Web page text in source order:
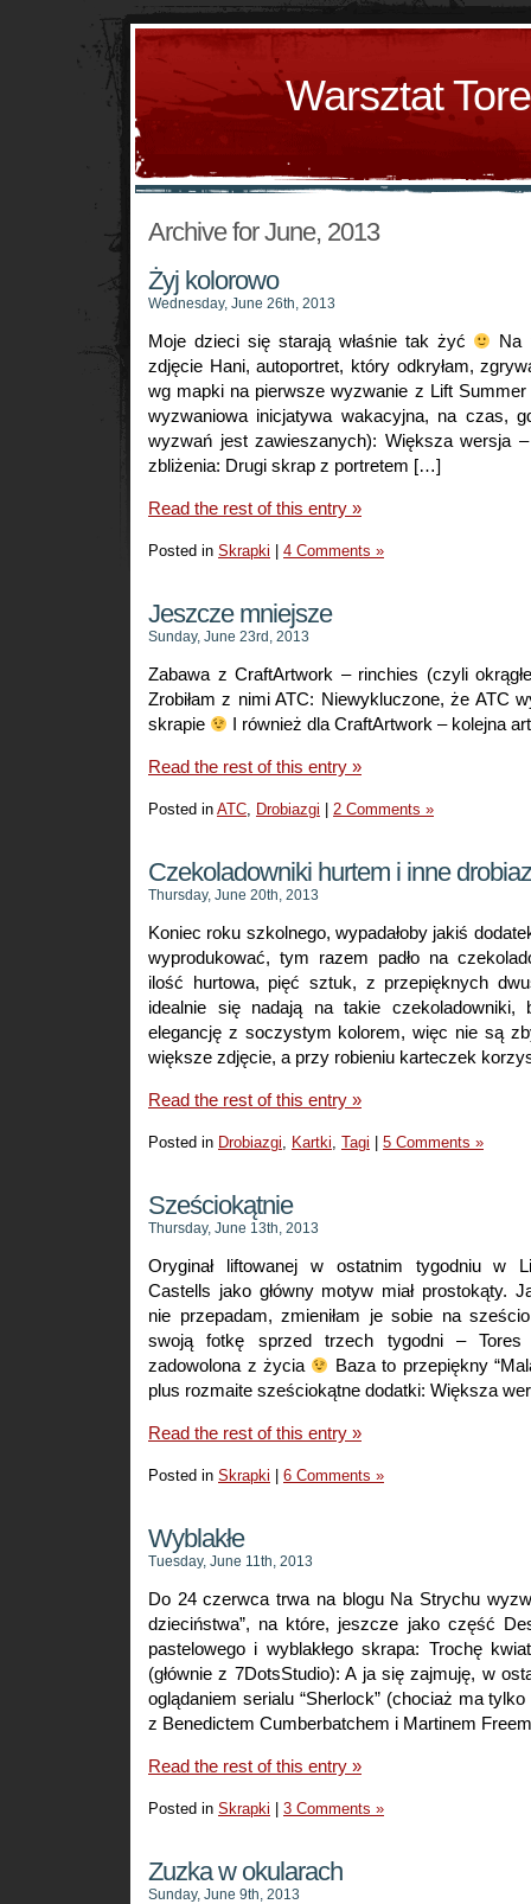
Warsztat
Archive for June, 2013
Żyj kolorowo
Wednesday, June 26th, 2013
Moje dzieci się starają właśnie tak żyć
Na
zdjęcie Hani, autoportret, który odkryłam,
wg mapki na pierwsze wyzwanie z Lift
wyzwaniowa inicjatywa wakacyjna, na czas,
wyzwań jest zawieszanych): Większa wersja
zbliżenia: Drugi skrap z portretem […]
Read the rest of this entry »
Posted in Skrapki 4 Comments »
Jeszcze mniejsze
Sunday, June 23rd, 2013
Zabawa z CraftArtwork – rinchies (czyli
Zrobiłam z nimi ATC: Niewykluczone, że ATC
skrapie
I również dla CraftArtwork – kolejna
Read the rest of this entry »
Posted in ATC, Drobiazgi 2 Comments »
Czekoladowniki hurtem i inne
Thursday, June 20th, 2013
Koniec roku szkolnego, wypadałoby jakiś
wyprodukować, tym razem padło na
ilość hurtowa, pięć sztuk, z przepięknych
idealnie się nadają na takie czekoladowniki,
elegancję z soczystym kolorem, więc nie są
większe zdjęcie, a przy robieniu karteczek
Read the rest of this entry »
Posted in Drobiazgi, Kartki, Tagi 5 Comments »
Sześciokątnie
Thursday, June 13th, 2013
Oryginał liftowanej w ostatnim tygodniu w
Castells jako główny motyw miał prostokąty.
nie przepadam, zmieniłam je sobie na
swoją fotkę sprzed trzech tygodni –
zadowolona z życia
Baza to przepiękny
plus rozmaite sześciokątne dodatki: Większa
Read the rest of this entry »
Posted in Skrapki 6 Comments »
Wyblakłe
Tuesday, June 11th, 2013
Do 24 czerwca trwa na blogu Na Strychu
dzieciństwa”, na które, jeszcze jako część
pastelowego i wyblakłego skrapa: Trochę
(głównie z 7DotsStudio): A ja się zajmuję, w
oglądaniem serialu “Sherlock” (chociaż ma
z Benedictem Cumberbatchem i Martinem
Read the rest of this entry »
Posted in Skrapki 3 Comments »
Zuzka w okularach
Sunday, June 9th, 2013